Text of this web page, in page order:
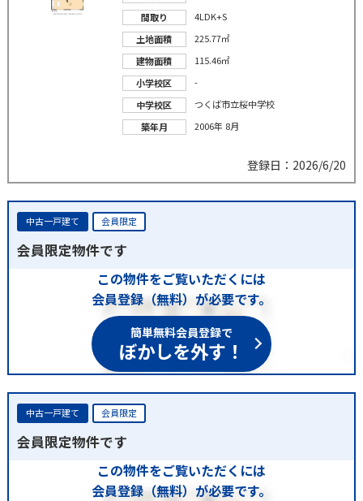
間取り
4LDK+S
土地面積
225.77㎡
建物面積
115.46㎡
小学校区
-
中学校区
つくば市立桜中学校
築年月
2006年 8月
登録日：2026/6/20
中古一戸建て 会員限定
会員限定物件です
この物件をご覧いただくには
会員登録（無料）が必要です。
簡単無料会員登録で
ぼかしを外す！
中古一戸建て 会員限定
会員限定物件です
この物件をご覧いただくには
会員登録（無料）が必要です。